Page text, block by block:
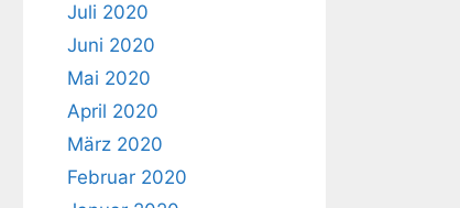
Juli 2020
Juni 2020
Mai 2020
April 2020
März 2020
Februar 2020